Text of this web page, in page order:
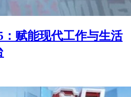
赋能现代工作与生活